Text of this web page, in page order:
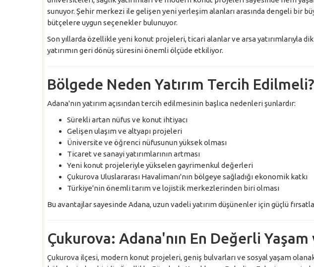
sunuyor. Şehir merkezi ile gelişen yeni yerleşim alanları arasında dengeli bir
bütçelere uygun seçenekler bulunuyor.
Son yıllarda özellikle yeni konut projeleri, ticari alanlar ve arsa yatırımlarıyla
yatırımın geri dönüş süresini önemli ölçüde etkiliyor.
Bölgede Neden Yatırım Tercih Edilmeli?
Adana'nın yatırım açısından tercih edilmesinin başlıca nedenleri şunlardır:
Sürekli artan nüfus ve konut ihtiyacı
Gelişen ulaşım ve altyapı projeleri
Üniversite ve öğrenci nüfusunun yüksek olması
Ticaret ve sanayi yatırımlarının artması
Yeni konut projeleriyle yükselen gayrimenkul değerleri
Çukurova Uluslararası Havalimanı'nın bölgeye sağladığı ekonomik katkı
Türkiye'nin önemli tarım ve lojistik merkezlerinden biri olması
Bu avantajlar sayesinde Adana, uzun vadeli yatırım düşünenler için güçlü
Çukurova: Adana'nın En Değerli Yaşam
Çukurova ilçesi, modern konut projeleri, geniş bulvarları ve sosyal yaşam